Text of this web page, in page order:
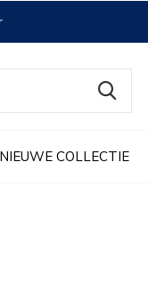
NIEUWE COLLECTIE